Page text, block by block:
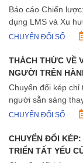
Chuyển dịch E-
sinh thái Doanh
(2024–2027)
Báo cáo Chiến lược: Thực trạng
dụng LMS và Xu
E-learning trong Hệ
CHUYỂN ĐỔI SỐ
THÁCH THỨC VỀ
NGƯỜI TRÊN
ĐỔI KÉP
Chuyển đổi kép chỉ
người sẵn sàng
doanh nghiệp đào
CHUYỂN ĐỔI SỐ
CHUYỂN ĐỔI
TRIỂN TẤT YẾU